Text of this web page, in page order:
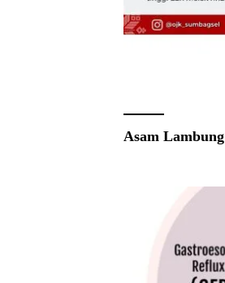
Asam Lambung